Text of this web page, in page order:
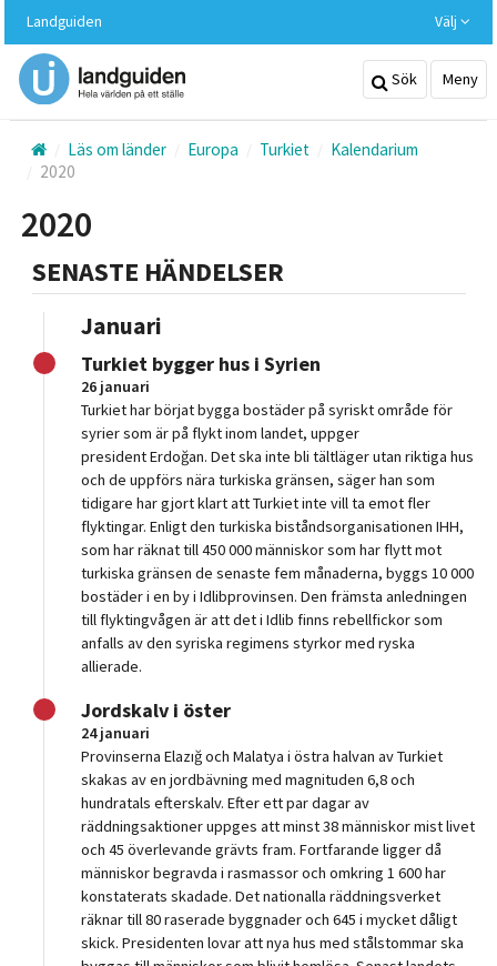
huvudinnehållet
Landguiden Välj
Sök Meny
Läs om länder Europa Turkiet
Kalendarium
2020
2020
SENASTE HÄNDELSER
Januari
Turkiet bygger hus i Syrien
26 januari
Turkiet har börjat bygga bostäder på syriskt område för
syrier som är på flykt inom landet, uppger
president Erdoğan. Det ska inte bli tältläger utan riktiga hus
och de uppförs nära turkiska gränsen, säger han som
tidigare har gjort klart att Turkiet inte vill ta emot fler
flyktingar. Enligt den turkiska biståndsorganisationen IHH,
som har räknat till 450 000 människor som har flytt mot
turkiska gränsen de senaste fem månaderna, byggs 10 000
bostäder i en by i Idlibprovinsen. Den främsta anledningen
till flyktingvågen är att det i Idlib finns rebellfickor som
anfalls av den syriska regimens styrkor med ryska
allierade.
Jordskalv i öster
24 januari
Provinserna Elazığ och Malatya i östra halvan av Turkiet
skakas av en jordbävning med magnituden 6,8 och
hundratals efterskalv. Efter ett par dagar av
räddningsaktioner uppges att minst 38 människor mist livet
och 45 överlevande grävts fram. Fortfarande ligger då
människor begravda i rasmassor och omkring 1 600 har
konstaterats skadade. Det nationalla räddningsverket
räknar till 80 raserade byggnader och 645 i mycket dåligt
skick. Presidenten lovar att nya hus med stålstommar ska